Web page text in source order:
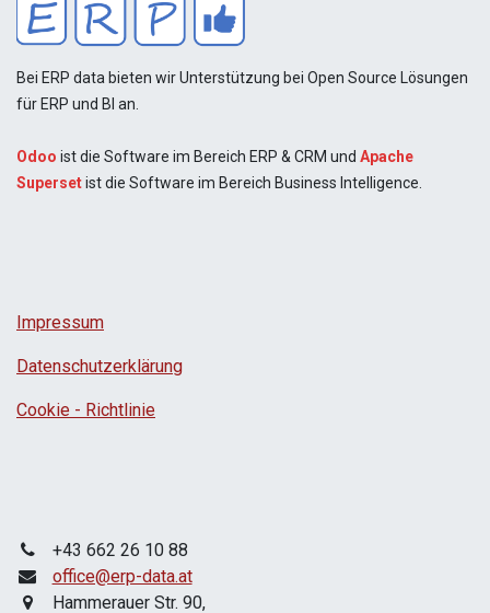
Bei ERP data bieten wir Unterstützung bei Open Source Lösungen
für ERP und BI an.
Odoo ist die Software im Bereich ERP & CRM und Apache
Supersetist die Software im Bereich Business Intelligence.
Impressum
Datenschutzerklärung
Cookie - Richtlinie
+43 662 26 10 88
office@erp-data.at
Hammerauer Str. 90,